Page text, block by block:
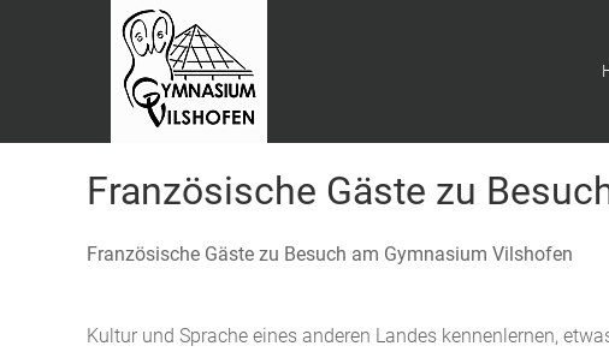
Französische Gäste zu
Französische Gäste zu Besuch am Gymnasium Vilshofen
Kultur und Sprache eines anderen Landes kennenlernen,